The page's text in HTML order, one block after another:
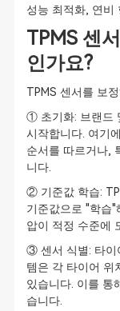
성능 최적화, 연비
TPMS 센
인가요?
TPMS 센서를 보
① 초기화: 브랜드
시작합니다. 여기
순서를 따르거나,
니다.
② 기준값 학습:
기준값으로 "학습"
압이 적정 수준에
③ 센서 식별: 타이
템은 각 타이어 위
있습니다. 이를 통
습니다.